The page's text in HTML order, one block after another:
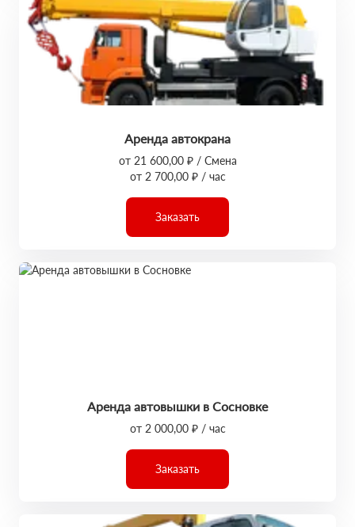
Аренда автокрана
от 21 600,00 ₽ / Смена
от 2 700,00 ₽ / час
Заказать
Аренда автовышки в Сосновке
от 2 000,00 ₽ / час
Заказать